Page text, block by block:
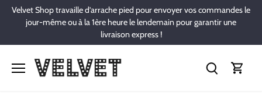
Passer
contenu
Velvet Shop travaille d’arrache pied pour envoyer vos commandes le
jour-même ou à la 1ère heure le lendemain pour garantir une
livraison express !